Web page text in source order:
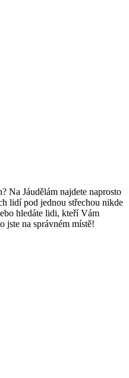
Na Jáudělám najdete naprosto
lidí pod jednou střechou nikde
hledáte lidi, kteří Vám
jste na správném místě!